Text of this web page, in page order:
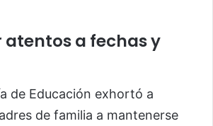
atentos a fechas y
de Educación exhortó a
de familia a mantenerse